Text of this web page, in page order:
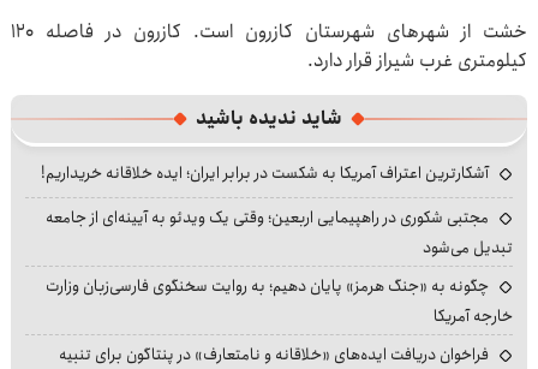
خشت از شهرهای شهرستان کازرون است. کازرون در فاصله ۱۲۰
کیلومتری غرب شیراز قرار دارد.
شاید ندیده باشید
آشکارترین اعتراف آمریکا به شکست در برابر ایران؛ ایده خلاقانه خریداریم!
مجتبی شکوری در راهپیمایی اربعین؛ وقتی یک ویدئو به آیینه‌ای از جامعه
تبدیل می‌شود
چگونه به «جنگ هرمز» پایان دهیم؛ به روایت سخنگوی فارسی‌زبان وزارت
خارجه آمریکا
فراخوان دریافت ایده‌های «خلاقانه و نامتعارف» در پنتاگون برای تنبیه